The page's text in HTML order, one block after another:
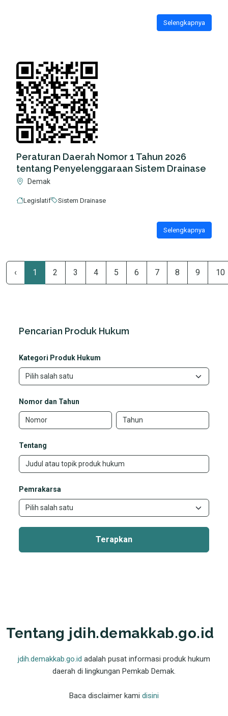
Selengkapnya
Peraturan Daerah Nomor 1 Tahun 2026
tentang Penyelenggaraan Sistem Drainase
Demak
Legislatif Sistem Drainase
Selengkapnya
‹ 1 2 3 4 5 6 7 8 9 10
Pencarian Produk Hukum
Kategori Produk Hukum
Nomor dan Tahun
Tentang
Pemrakarsa
Terapkan
Tentang jdih.demakkab.go.id
jdih.demakkab.go.id adalah pusat informasi produk hukum
daerah di lingkungan Pemkab Demak.
Baca disclaimer kami disini